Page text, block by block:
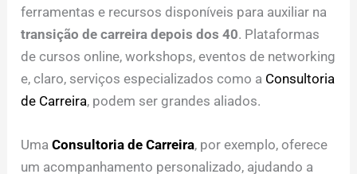
ferramentas e recursos disponíveis para auxiliar na
transição de carreira depois dos 40. Plataformas
de cursos online, workshops, eventos de networking
e, claro, serviços especializados como a Consultoria
de Carreira, podem ser grandes aliados.
UmaConsultoria de Carreira, por exemplo, oferece
um acompanhamento personalizado, ajudando a